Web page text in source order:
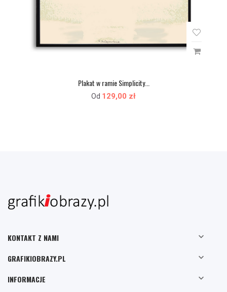
Plakat w ramie Simplicity...
Od 129,00 zł
KONTAKT Z NAMI 
GRAFIKIOBRAZY.PL 
INFORMACJE 